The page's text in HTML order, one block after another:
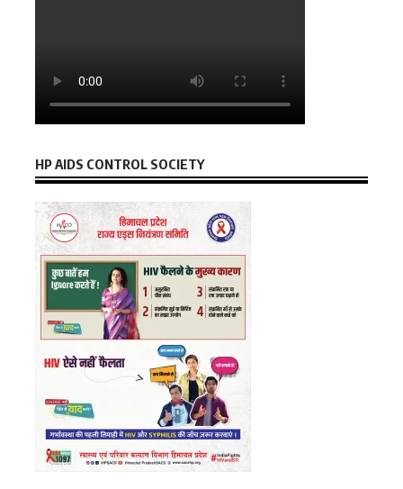
HP AIDS CONTROL SOCIETY